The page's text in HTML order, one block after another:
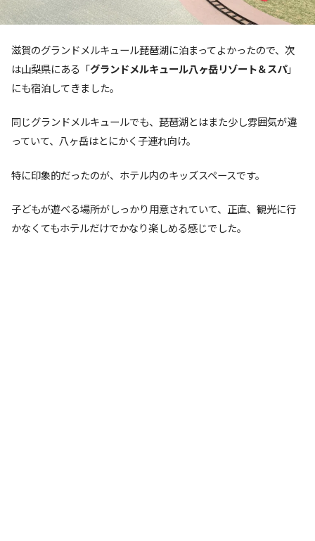
滋賀のグランドメルキュール琵琶湖に泊まってよかったので、次
は山梨県にある「グランドメルキュール八ヶ岳リゾート＆スパ」
にも宿泊してきました。
同じグランドメルキュールでも、琵琶湖とはまた少し雰囲気が違
っていて、八ヶ岳はとにかく子連れ向け。
特に印象的だったのが、ホテル内のキッズスペースです。
子どもが遊べる場所がしっかり用意されていて、正直、観光に行
かなくてもホテルだけでかなり楽しめる感じでした。